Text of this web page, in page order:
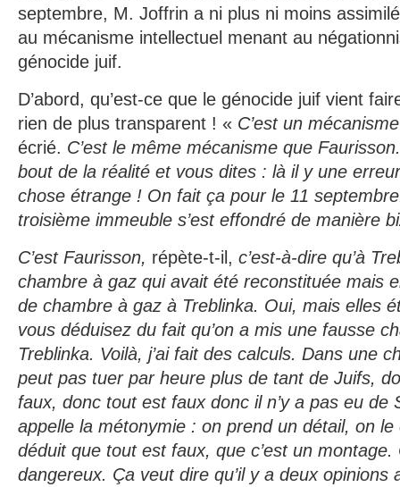
septembre, M. Joffrin a ni plus ni moins
au mécanisme intellectuel menant au
génocide juif.
D’abord, qu’est-ce que le génocide juif vient
rien de plus transparent ! « C’est un
écrié. C’est le même mécanisme que
bout de la réalité et vous dites : là il y une
chose étrange ! On fait ça pour le 11
troisième immeuble s’est effondré de manière
C’est Faurisson, répète-t-il, c’est-à-dire qu’à
chambre à gaz qui avait été reconstituée mais
de chambre à gaz à Treblinka. Oui, mais elles
vous déduisez du fait qu’on a mis une fausse
Treblinka. Voilà, j’ai fait des calculs. Dans une
peut pas tuer par heure plus de tant de Juifs,
faux, donc tout est faux donc il n’y a pas eu de
appelle la métonymie : on prend un détail, on
déduit que tout est faux, que c’est un montage.
dangereux. Ça veut dire qu’il y a deux opinions